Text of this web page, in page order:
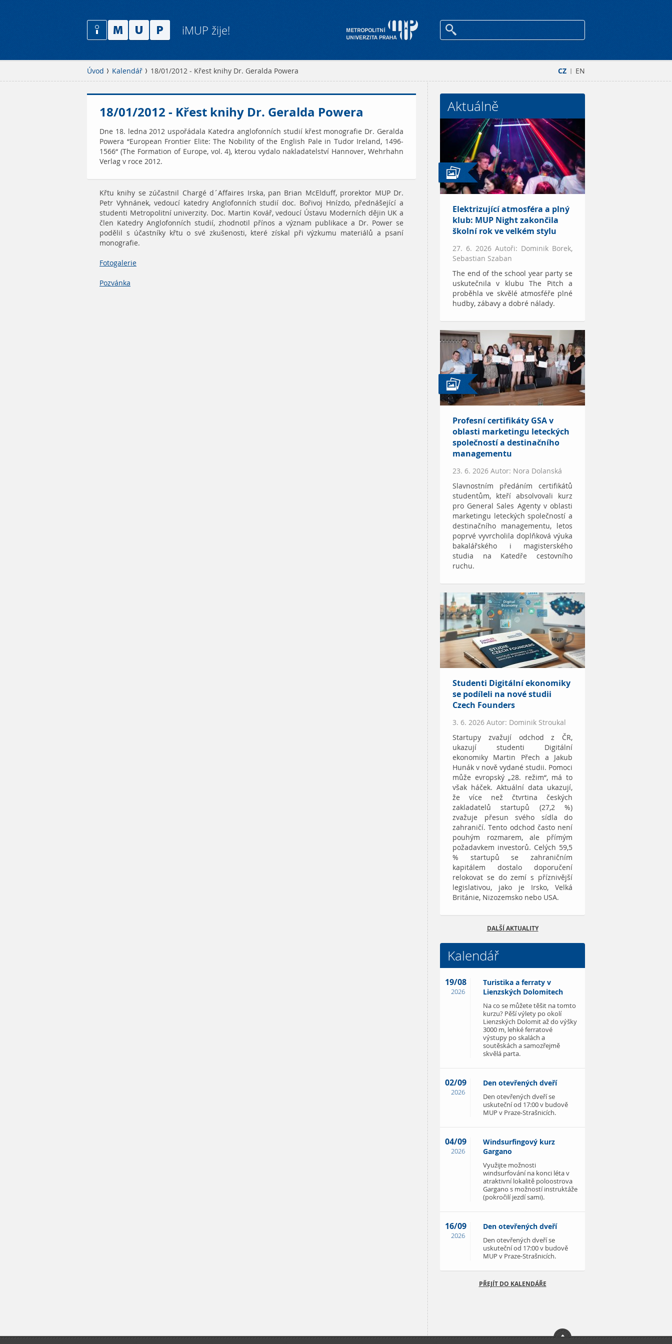
iMUP žije!
CZ | EN
Úvod Kalendář 18/01/2012 - Křest knihy Dr. Geralda Powera
18/01/2012 - Křest knihy Dr. Geralda Powera
Dne 18. ledna 2012 uspořádala Katedra anglofonních studií křest monografie Dr. Geralda
Powera “European Frontier Elite: The Nobility of the English Pale in Tudor Ireland, 1496-
1566“ (The Formation of Europe, vol. 4), kterou vydalo nakladatelství Hannover, Wehrhahn
Verlag v roce 2012.
Křtu knihy se zúčastnil Chargé d´Affaires Irska, pan Brian McElduff, prorektor MUP Dr.
Petr Vyhnánek, vedoucí katedry Anglofonních studií doc. Bořivoj Hnízdo, přednášející a
studenti Metropolitní univerzity. Doc. Martin Kovář, vedoucí Ústavu Moderních dějin UK a
člen Katedry Anglofonních studií, zhodnotil přínos a význam publikace a Dr. Power se
podělil s účastníky křtu o své zkušenosti, které získal při výzkumu materiálů a psaní
monografie.
Fotogalerie
Pozvánka
Aktuálně
Elektrizující atmosféra a plný
klub: MUP Night zakončila
školní rok ve velkém stylu
27. 6. 2026 Autoři: Dominik Borek,
Sebastian Szaban
The end of the school year party se
uskutečnila v klubu The Pitch a
proběhla ve skvělé atmosféře plné
hudby, zábavy a dobré nálady.
Profesní certifikáty GSA v
oblasti marketingu leteckých
společností a destinačního
managementu
23. 6. 2026 Autor: Nora Dolanská
Slavnostním předáním certifikátů
studentům, kteří absolvovali kurz
pro General Sales Agenty v oblasti
marketingu leteckých společností a
destinačního managementu, letos
poprvé vyvrcholila doplňková výuka
bakalářského i magisterského
studia na Katedře cestovního
ruchu.
Studenti Digitální ekonomiky
se podíleli na nové studii
Czech Founders
3. 6. 2026 Autor: Dominik Stroukal
Startupy zvažují odchod z ČR,
ukazují studenti Digitální
ekonomiky Martin Přech a Jakub
Hunák v nově vydané studii. Pomoci
může evropský „28. režim“, má to
však háček. Aktuální data ukazují,
že více než čtvrtina českých
zakladatelů startupů (27,2 %)
zvažuje přesun svého sídla do
zahraničí. Tento odchod často není
pouhým rozmarem, ale přímým
požadavkem investorů. Celých 59,5
% startupů se zahraničním
kapitálem dostalo doporučení
relokovat se do zemí s příznivější
legislativou, jako je Irsko, Velká
Británie, Nizozemsko nebo USA.
DALŠÍ AKTUALITY
Kalendář
19/08
2026
Turistika a ferraty v
Lienzských Dolomitech
Na co se můžete těšit na tomto
kurzu? Pěší výlety po okolí
Lienzských Dolomit až do výšky
3000 m, lehké ferratové
výstupy po skalách a
soutěskách a samozřejmě
skvělá parta.
02/09
2026
Den otevřených dveří
Den otevřených dveří se
uskuteční od 17:00 v budově
MUP v Praze-Strašnicích.
04/09
2026
Windsurfingový kurz
Gargano
Využijte možnosti
windsurfování na konci léta v
atraktivní lokalitě poloostrova
Gargano s možností instruktáže
(pokročilí jezdí sami).
16/09
2026
Den otevřených dveří
Den otevřených dveří se
uskuteční od 17:00 v budově
MUP v Praze-Strašnicích.
PŘEJÍT DO KALENDÁŘE